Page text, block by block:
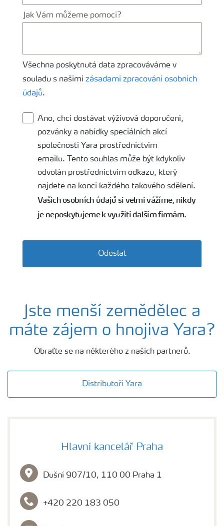
Jak Vám můžeme pomoci?
Všechna poskytnutá data zpracováváme v
souladu s našimi zásadami zpracování osobních
údajů.
Ano, chci dostávat výživová doporučení,
pozvánky a nabídky speciálních akcí
společnosti Yara prostřednictvím
emailu. Tento souhlas může být kdykoliv
odvolán prostřednictvím odkazu, který
najdete na konci každého takového sdělení.
Vašich osobních údajů si velmi vážíme, nikdy
je neposkytujeme k využití dalším firmám.
Odeslat
Jste menší zemědělec a
máte zájem o hnojiva Yara?
Obraťte se na některého z našich partnerů.
Distributoři Yara
Hlavní kancelář Praha
Dušní 907/10, 110 00 Praha 1
+420 220 183 050